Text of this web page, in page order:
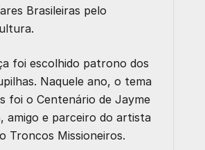
Brasileiras pelo
foi escolhido patrono dos
Naquele ano, o tema
foi o Centenário de Jayme
amigo e parceiro do artista
Troncos Missioneiros.